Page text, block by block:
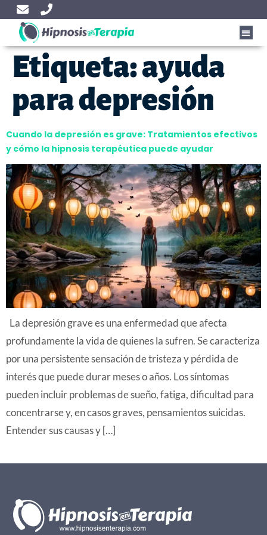
Etiqueta:ayuda
para depresión
Cuando la depresión es grave: Tratamientos efectivos
y cómo la hipnosis terapéutica puede ayudar
La depresión grave es una enfermedad que afecta
profundamente la vida de quienes la sufren. Se caracteriza
por una persistente sensación de tristeza y pérdida de
interés que puede durar meses o años. Los síntomas
pueden incluir problemas de sueño, fatiga, dificultad para
concentrarse y, en casos graves, pensamientos suicidas.
Entender sus causas y […]